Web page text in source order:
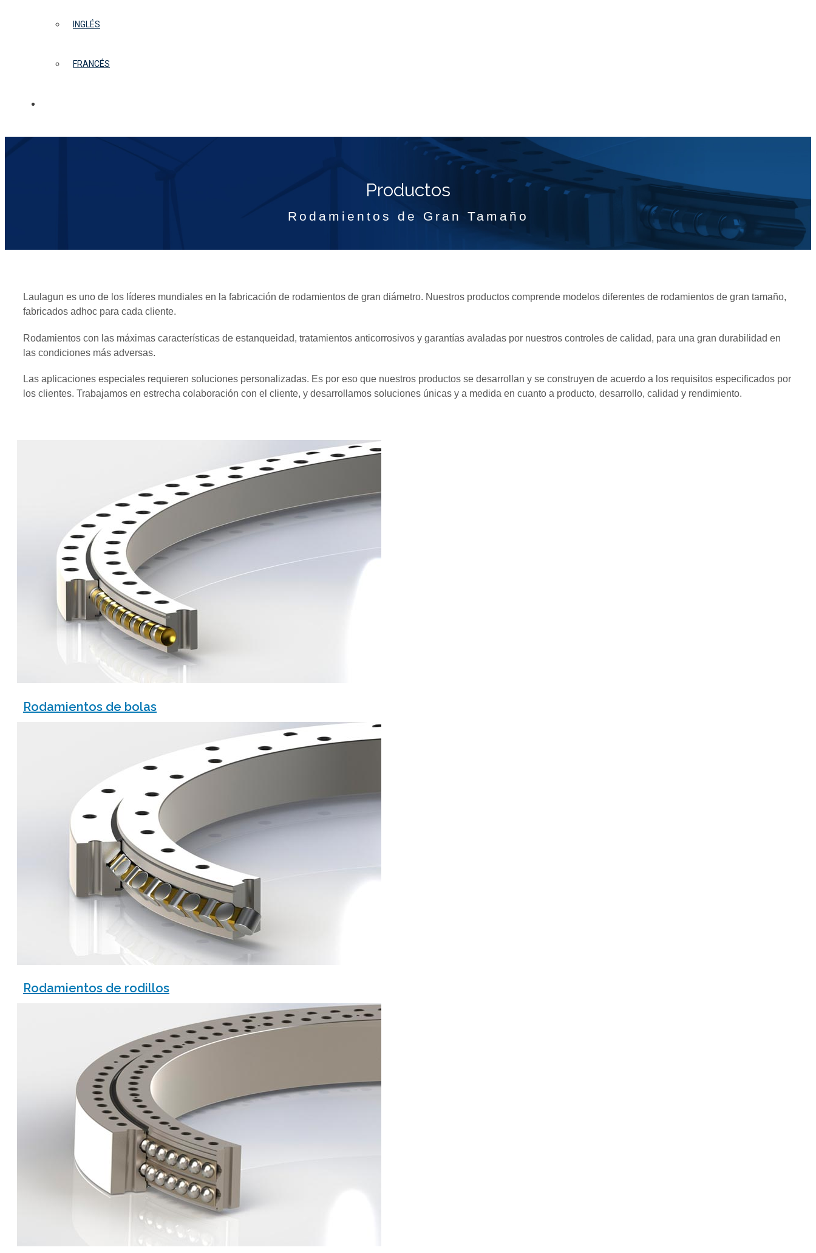
INGLÉS
FRANCÉS
Productos
Rodamientos de Gran Tamaño
Laulagun es uno de los líderes mundiales en la fabricación de rodamientos de gran diámetro. Nuestros productos comprende modelos diferentes de rodamientos de gran tamaño,
fabricados adhoc para cada cliente.
Rodamientos con las máximas características de estanqueidad, tratamientos anticorrosivos y garantías avaladas por nuestros controles de calidad, para una gran durabilidad en
las condiciones más adversas.
Las aplicaciones especiales requieren soluciones personalizadas. Es por eso que nuestros productos se desarrollan y se construyen de acuerdo a los requisitos especificados por
los clientes. Trabajamos en estrecha colaboración con el cliente, y desarrollamos soluciones únicas y a medida en cuanto a producto, desarrollo, calidad y rendimiento.
Rodamientos de bolas
Rodamientos de rodillos